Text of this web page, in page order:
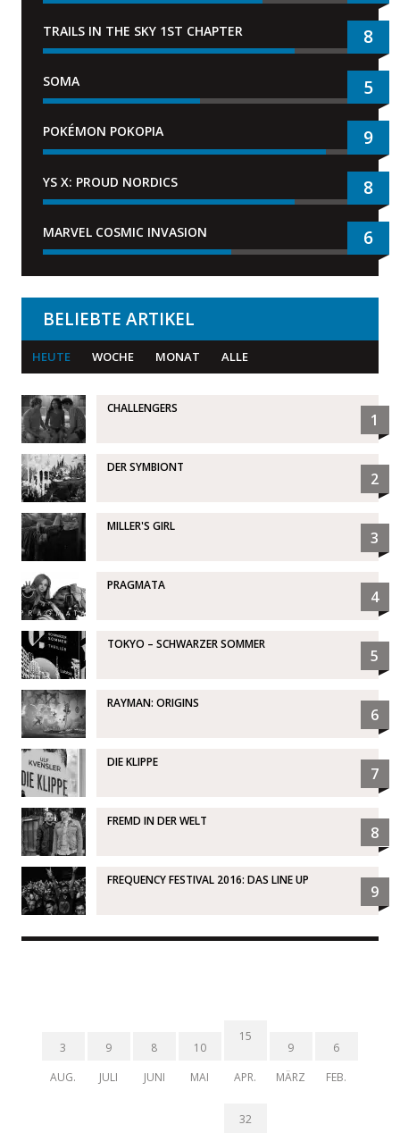
TRAILS IN THE SKY 1ST CHAPTER 8
SOMA 5
POKÉMON POKOPIA 9
YS X: PROUD NORDICS 8
MARVEL COSMIC INVASION 6
BELIEBTE ARTIKEL
HEUTE WOCHE MONAT ALLE
CHALLENGERS
1
DER SYMBIONT
2
MILLER'S GIRL
3
PRAGMATA
4
TOKYO – SCHWARZER SOMMER
5
RAYMAN: ORIGINS
6
DIE KLIPPE
7
FREMD IN DER WELT
8
FREQUENCY FESTIVAL 2016: DAS LINE UP
9
3
AUG.
9
JULI
8
JUNI
10
MAI
15
APR.
9
MÄRZ
6
FEB.
32